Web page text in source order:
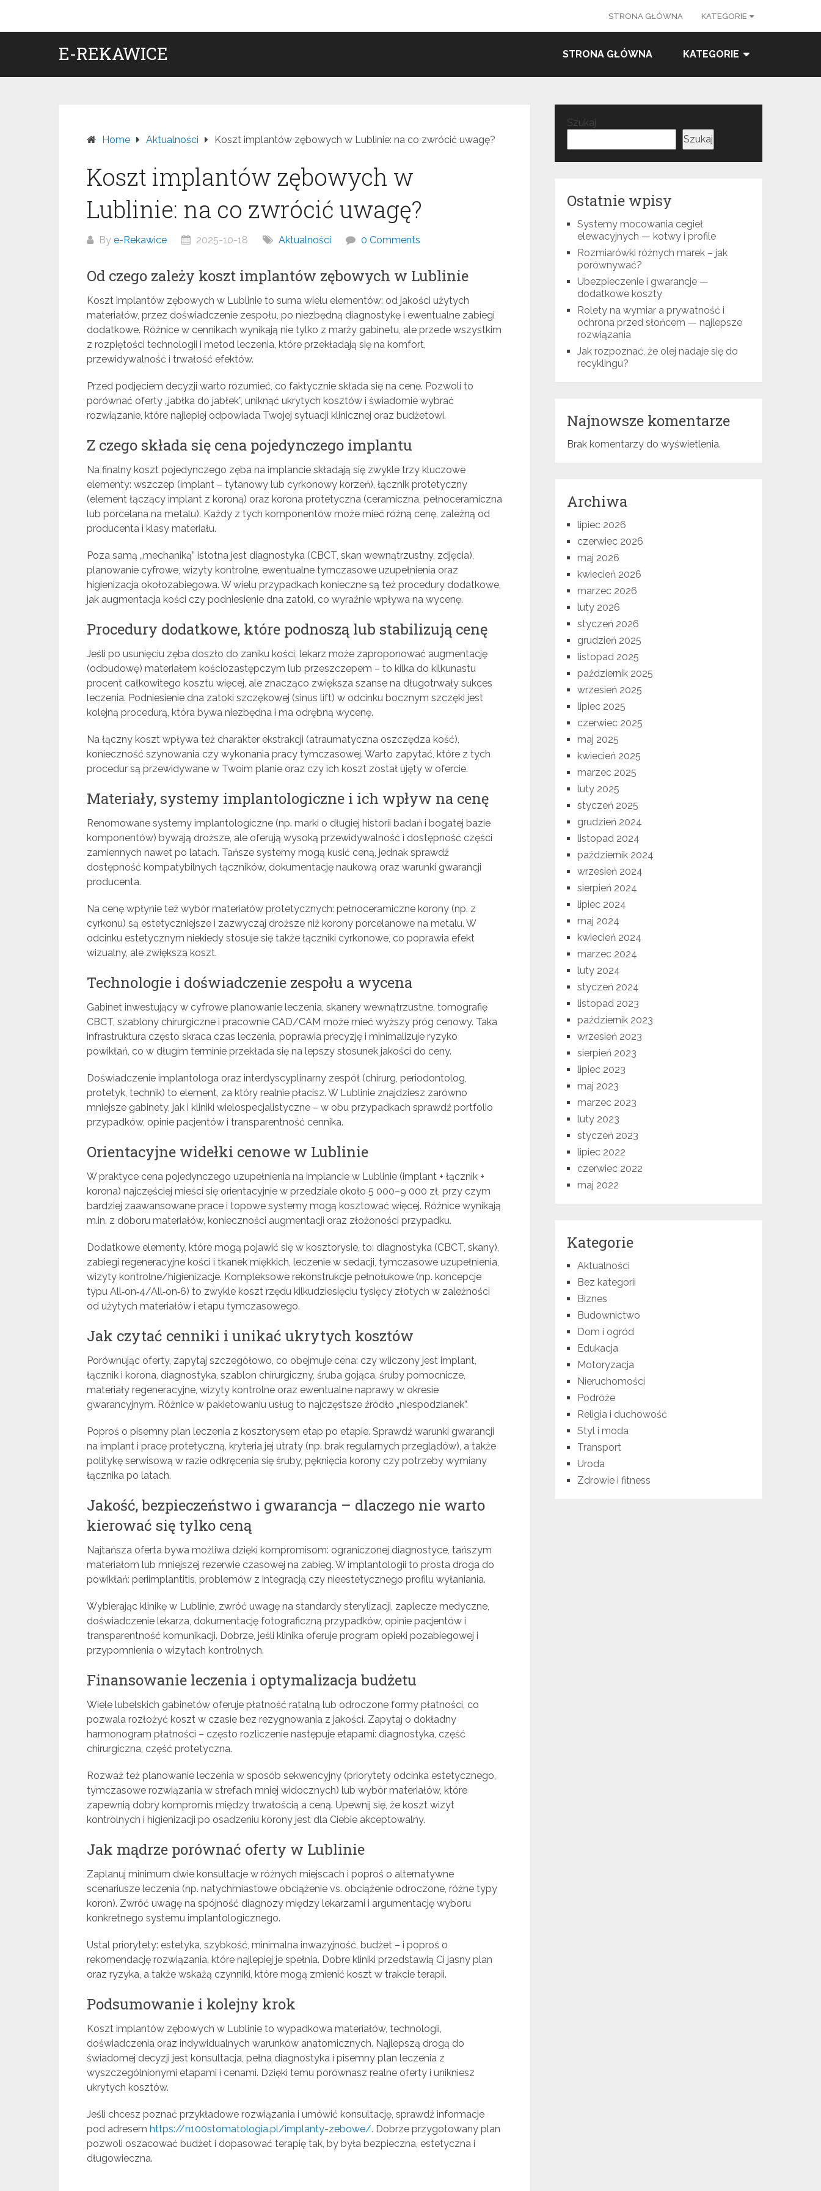
content
STRONA GŁÓWNA KATEGORIE
E-REKAWICE STRONA GŁÓWNA KATEGORIE
Home Aktualności Koszt implantów zębowych w Lublinie: na co zwrócić uwagę?
Koszt implantów zębowych w
Lublinie: na co zwrócić uwagę?
By e-Rekawice 2025-10-18 Aktualności 0 Comments
Od czego zależy koszt implantów zębowych w Lublinie
Koszt implantów zębowych w Lublinie to suma wielu elementów: od jakości użytych
materiałów, przez doświadczenie zespołu, po niezbędną diagnostykę i ewentualne zabiegi
dodatkowe. Różnice w cennikach wynikają nie tylko z marży gabinetu, ale przede wszystkim
z rozpiętości technologii i metod leczenia, które przekładają się na komfort,
przewidywalność i trwałość efektów.
Przed podjęciem decyzji warto rozumieć, co faktycznie składa się na cenę. Pozwoli to
porównać oferty „jabłka do jabłek”, uniknąć ukrytych kosztów i świadomie wybrać
rozwiązanie, które najlepiej odpowiada Twojej sytuacji klinicznej oraz budżetowi.
Z czego składa się cena pojedynczego implantu
Na finalny koszt pojedynczego zęba na implancie składają się zwykle trzy kluczowe
elementy: wszczep (implant – tytanowy lub cyrkonowy korzeń), łącznik protetyczny
(element łączący implant z koroną) oraz korona protetyczna (ceramiczna, pełnoceramiczna
lub porcelana na metalu). Każdy z tych komponentów może mieć różną cenę, zależną od
producenta i klasy materiału.
Poza samą „mechaniką” istotna jest diagnostyka (CBCT, skan wewnątrzustny, zdjęcia),
planowanie cyfrowe, wizyty kontrolne, ewentualne tymczasowe uzupełnienia oraz
higienizacja okołozabiegowa. W wielu przypadkach konieczne są też procedury dodatkowe,
jak augmentacja kości czy podniesienie dna zatoki, co wyraźnie wpływa na wycenę.
Procedury dodatkowe, które podnoszą lub stabilizują cenę
Jeśli po usunięciu zęba doszło do zaniku kości, lekarz może zaproponować augmentację
(odbudowę) materiałem kościozastępczym lub przeszczepem – to kilka do kilkunastu
procent całkowitego kosztu więcej, ale znacząco zwiększa szanse na długotrwały sukces
leczenia. Podniesienie dna zatoki szczękowej (sinus lift) w odcinku bocznym szczęki jest
kolejną procedurą, która bywa niezbędna i ma odrębną wycenę.
Na łączny koszt wpływa też charakter ekstrakcji (atraumatyczna oszczędza kość),
konieczność szynowania czy wykonania pracy tymczasowej. Warto zapytać, które z tych
procedur są przewidywane w Twoim planie oraz czy ich koszt został ujęty w ofercie.
Materiały, systemy implantologiczne i ich wpływ na cenę
Renomowane systemy implantologiczne (np. marki o długiej historii badań i bogatej bazie
komponentów) bywają droższe, ale oferują wysoką przewidywalność i dostępność części
zamiennych nawet po latach. Tańsze systemy mogą kusić ceną, jednak sprawdź
dostępność kompatybilnych łączników, dokumentację naukową oraz warunki gwarancji
producenta.
Na cenę wpłynie też wybór materiałów protetycznych: pełnoceramiczne korony (np. z
cyrkonu) są estetyczniejsze i zazwyczaj droższe niż korony porcelanowe na metalu. W
odcinku estetycznym niekiedy stosuje się także łączniki cyrkonowe, co poprawia efekt
wizualny, ale zwiększa koszt.
Technologie i doświadczenie zespołu a wycena
Gabinet inwestujący w cyfrowe planowanie leczenia, skanery wewnątrzustne, tomografię
CBCT, szablony chirurgiczne i pracownie CAD/CAM może mieć wyższy próg cenowy. Taka
infrastruktura często skraca czas leczenia, poprawia precyzję i minimalizuje ryzyko
powikłań, co w długim terminie przekłada się na lepszy stosunek jakości do ceny.
Doświadczenie implantologa oraz interdyscyplinarny zespół (chirurg, periodontolog,
protetyk, technik) to element, za który realnie płacisz. W Lublinie znajdziesz zarówno
mniejsze gabinety, jak i kliniki wielospecjalistyczne – w obu przypadkach sprawdź portfolio
przypadków, opinie pacjentów i transparentność cennika.
Orientacyjne widełki cenowe w Lublinie
W praktyce cena pojedynczego uzupełnienia na implancie w Lublinie (implant + łącznik +
korona) najczęściej mieści się orientacyjnie w przedziale około 5 000–9 000 zł, przy czym
bardziej zaawansowane prace i topowe systemy mogą kosztować więcej. Różnice wynikają
m.in. z doboru materiałów, konieczności augmentacji oraz złożoności przypadku.
Dodatkowe elementy, które mogą pojawić się w kosztorysie, to: diagnostyka (CBCT, skany),
zabiegi regeneracyjne kości i tkanek miękkich, leczenie w sedacji, tymczasowe uzupełnienia,
wizyty kontrolne/higienizacje. Kompleksowe rekonstrukcje pełnołukowe (np. koncepcje
typu All‑on‑4/All‑on‑6) to zwykle koszt rzędu kilkudziesięciu tysięcy złotych w zależności
od użytych materiałów i etapu tymczasowego.
Jak czytać cenniki i unikać ukrytych kosztów
Porównując oferty, zapytaj szczegółowo, co obejmuje cena: czy wliczony jest implant,
łącznik i korona, diagnostyka, szablon chirurgiczny, śruba gojąca, śruby pomocnicze,
materiały regeneracyjne, wizyty kontrolne oraz ewentualne naprawy w okresie
gwarancyjnym. Różnice w pakietowaniu usług to najczęstsze źródło „niespodzianek”.
Poproś o pisemny plan leczenia z kosztorysem etap po etapie. Sprawdź warunki gwarancji
na implant i pracę protetyczną, kryteria jej utraty (np. brak regularnych przeglądów), a także
politykę serwisową w razie odkręcenia się śruby, pęknięcia korony czy potrzeby wymiany
łącznika po latach.
Jakość, bezpieczeństwo i gwarancja – dlaczego nie warto
kierować się tylko ceną
Najtańsza oferta bywa możliwa dzięki kompromisom: ograniczonej diagnostyce, tańszym
materiałom lub mniejszej rezerwie czasowej na zabieg. W implantologii to prosta droga do
powikłań: periimplantitis, problemów z integracją czy nieestetycznego profilu wyłaniania.
Wybierając klinikę w Lublinie, zwróć uwagę na standardy sterylizacji, zaplecze medyczne,
doświadczenie lekarza, dokumentację fotograficzną przypadków, opinie pacjentów i
transparentność komunikacji. Dobrze, jeśli klinika oferuje program opieki pozabiegowej i
przypomnienia o wizytach kontrolnych.
Finansowanie leczenia i optymalizacja budżetu
Wiele lubelskich gabinetów oferuje płatność ratalną lub odroczone formy płatności, co
pozwala rozłożyć koszt w czasie bez rezygnowania z jakości. Zapytaj o dokładny
harmonogram płatności – często rozliczenie następuje etapami: diagnostyka, część
chirurgiczna, część protetyczna.
Rozważ też planowanie leczenia w sposób sekwencyjny (priorytety odcinka estetycznego,
tymczasowe rozwiązania w strefach mniej widocznych) lub wybór materiałów, które
zapewnią dobry kompromis między trwałością a ceną. Upewnij się, że koszt wizyt
kontrolnych i higienizacji po osadzeniu korony jest dla Ciebie akceptowalny.
Jak mądrze porównać oferty w Lublinie
Zaplanuj minimum dwie konsultacje w różnych miejscach i poproś o alternatywne
scenariusze leczenia (np. natychmiastowe obciążenie vs. obciążenie odroczone, różne typy
koron). Zwróć uwagę na spójność diagnozy między lekarzami i argumentację wyboru
konkretnego systemu implantologicznego.
Ustal priorytety: estetyka, szybkość, minimalna inwazyjność, budżet – i poproś o
rekomendację rozwiązania, które najlepiej je spełnia. Dobre kliniki przedstawią Ci jasny plan
oraz ryzyka, a także wskażą czynniki, które mogą zmienić koszt w trakcie terapii.
Podsumowanie i kolejny krok
Koszt implantów zębowych w Lublinie to wypadkowa materiałów, technologii,
doświadczenia oraz indywidualnych warunków anatomicznych. Najlepszą drogą do
świadomej decyzji jest konsultacja, pełna diagnostyka i pisemny plan leczenia z
wyszczególnionymi etapami i cenami. Dzięki temu porównasz realne oferty i unikniesz
ukrytych kosztów.
Jeśli chcesz poznać przykładowe rozwiązania i umówić konsultację, sprawdź informacje
pod adresem https://n100stomatologia.pl/implanty-zebowe/. Dobrze przygotowany plan
pozwoli oszacować budżet i dopasować terapię tak, by była bezpieczna, estetyczna i
długowieczna.
Szukaj
Szukaj
Ostatnie wpisy
Systemy mocowania cegieł
elewacyjnych — kotwy i profile
Rozmiarówki różnych marek – jak
porównywać?
Ubezpieczenie i gwarancje —
dodatkowe koszty
Rolety na wymiar a prywatność i
ochrona przed słońcem — najlepsze
rozwiązania
Jak rozpoznać, że olej nadaje się do
recyklingu?
Najnowsze komentarze
Brak komentarzy do wyświetlenia.
Archiwa
lipiec 2026
czerwiec 2026
maj 2026
kwiecień 2026
marzec 2026
luty 2026
styczeń 2026
grudzień 2025
listopad 2025
październik 2025
wrzesień 2025
lipiec 2025
czerwiec 2025
maj 2025
kwiecień 2025
marzec 2025
luty 2025
styczeń 2025
grudzień 2024
listopad 2024
październik 2024
wrzesień 2024
sierpień 2024
lipiec 2024
maj 2024
kwiecień 2024
marzec 2024
luty 2024
styczeń 2024
listopad 2023
październik 2023
wrzesień 2023
sierpień 2023
lipiec 2023
maj 2023
marzec 2023
luty 2023
styczeń 2023
lipiec 2022
czerwiec 2022
maj 2022
Kategorie
Aktualności
Bez kategorii
Biznes
Budownictwo
Dom i ogród
Edukacja
Motoryzacja
Nieruchomości
Podróże
Religia i duchowość
Styl i moda
Transport
Uroda
Zdrowie i fitness